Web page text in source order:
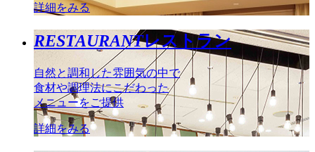
詳細をみる
RESTAURANTレストラン
自然と調和した雰囲気の中で
食材や調理法にこだわった
メニューをご提供
詳細をみる